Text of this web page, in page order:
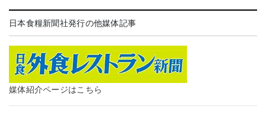
日本食糧新聞社発行の他媒体記事
媒体紹介ページはこちら